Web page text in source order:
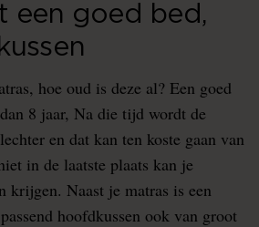
een goed bed,
hoe oud is deze al? Een goed
8 jaar, Na die tijd wordt de
en dat kan ten koste gaan van
in de laatste plaats kan je
krijgen. Naast je matras is een
hoofdkussen ook van groot